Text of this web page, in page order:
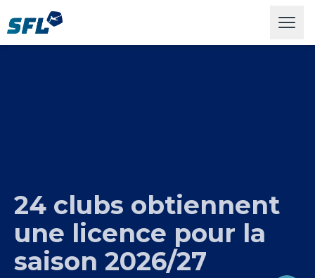
Swiss Football League
24 clubs obtiennent
une licence pour la
saison 2026/27